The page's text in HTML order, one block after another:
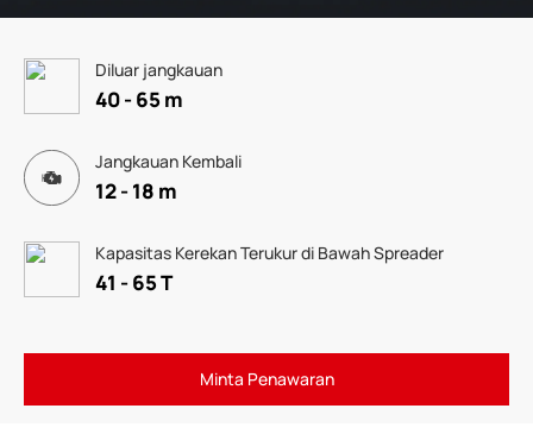
Diluar jangkauan
40 - 65 m
Jangkauan Kembali
12 - 18 m
Kapasitas Kerekan Terukur di Bawah Spreader
41 - 65 T
Minta Penawaran